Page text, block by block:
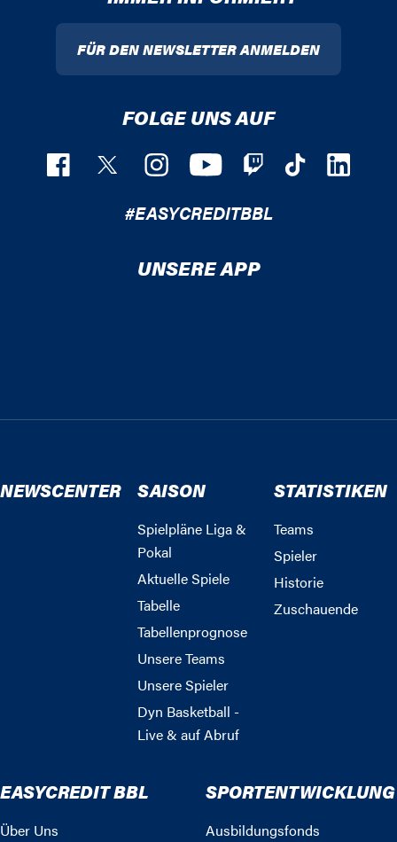
FÜR DEN NEWSLETTER ANMELDEN
FOLGE UNS AUF
#EASYCREDITBBL
UNSERE APP
NEWSCENTER SAISON
Spielpläne Liga &
Pokal
Aktuelle Spiele
Tabelle
Tabellenprognose
Unsere Teams
Unsere Spieler
Dyn Basketball -
Live & auf Abruf
STATISTIKEN
Teams
Spieler
Historie
Zuschauende
EASYCREDIT BBL
Über Uns
SPORTENTWICKLUNG
Ausbildungsfonds